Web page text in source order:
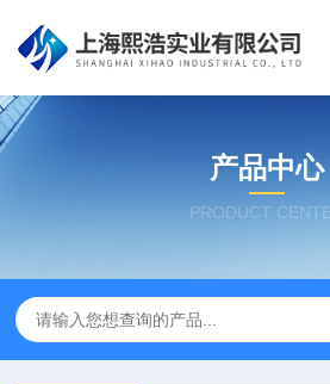
产品中心
PRODUCT